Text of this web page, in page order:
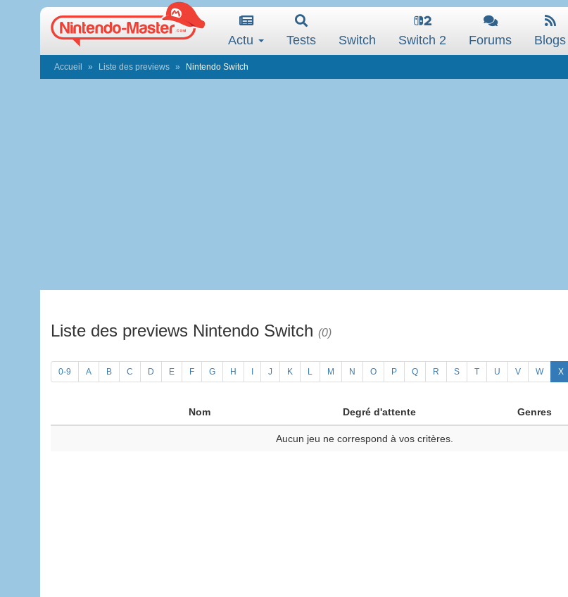
Actu Tests Switch Switch 2 Forums Blogs
Accueil Liste des previews Nintendo Switch
Liste des previews Nintendo Switch (0)
0-9 A B C D E F G H J K L M N O P Q R S T U V W X
Nom Degré d'attente Genres
Aucun jeu ne correspond à vos critères.